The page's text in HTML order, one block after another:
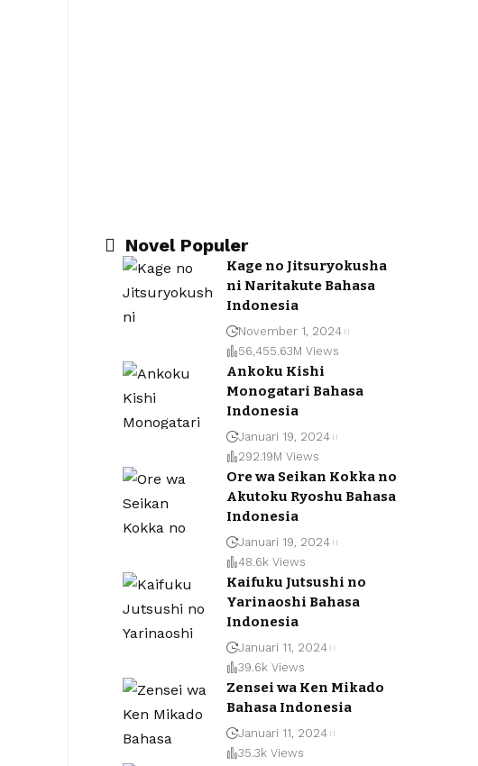
Novel Populer
Kage no Jitsuryokusha
ni Naritakute Bahasa
Indonesia
November 1, 2024
56,455.63M Views
Ankoku Kishi
Monogatari Bahasa
Indonesia
Januari 19, 2024
292.19M Views
Ore wa Seikan Kokka no
Akutoku Ryoshu Bahasa
Indonesia
Januari 19, 2024
48.6k Views
Kaifuku Jutsushi no
Yarinaoshi Bahasa
Indonesia
Januari 11, 2024
39.6k Views
Zensei wa Ken Mikado
Bahasa Indonesia
Januari 11, 2024
35.3k Views